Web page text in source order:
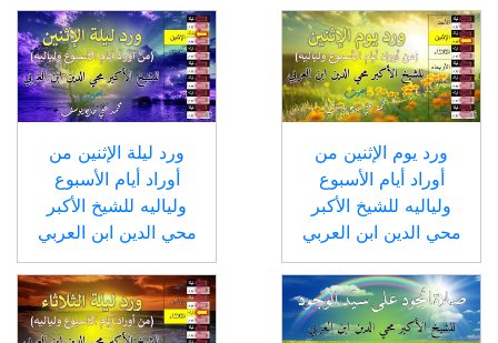
ورد يوم الإثنين من
أوراد أيام الأسبوع
ولياليه للشيخ الأكبر
محي الدين ابن العربي
ورد ليلة الإثنين من
أوراد أيام الأسبوع
ولياليه للشيخ الأكبر
محي الدين ابن العربي